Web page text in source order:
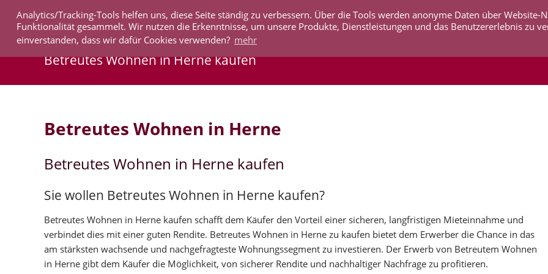
Analytics/Tracking-Tools helfen uns, diese Seite ständig zu verbessern. Über die Tools werden anonyme Daten über Website-
Funktionalität gesammelt. Wir nutzen die Erkenntnisse, um unsere Produkte, Dienstleistungen und das Benutzererlebnis zu
einverstanden, dass wir dafür Cookies verwenden? mehr
IMMOBILIEN AKTUELLES UNTERNEHMEN SERVICE
Betreutes Wohnen in Herne kaufen
Betreutes Wohnen in Herne
Betreutes Wohnen in Herne kaufen
Sie wollen Betreutes Wohnen in Herne kaufen?
Betreutes Wohnen in Herne kaufen schafft dem Käufer den Vorteil einer sicheren, langfristigen Mieteinnahme und
verbindet dies mit einer guten Rendite. Betreutes Wohnen in Herne zu kaufen bietet dem Erwerber die Chance in das
am stärksten wachsende und nachgefragteste Wohnungssegment zu investieren. Der Erwerb von Betreutem Wohnen
in Herne gibt dem Käufer die Möglichkeit, von sicherer Rendite und nachhaltiger Nachfrage zu profitieren.